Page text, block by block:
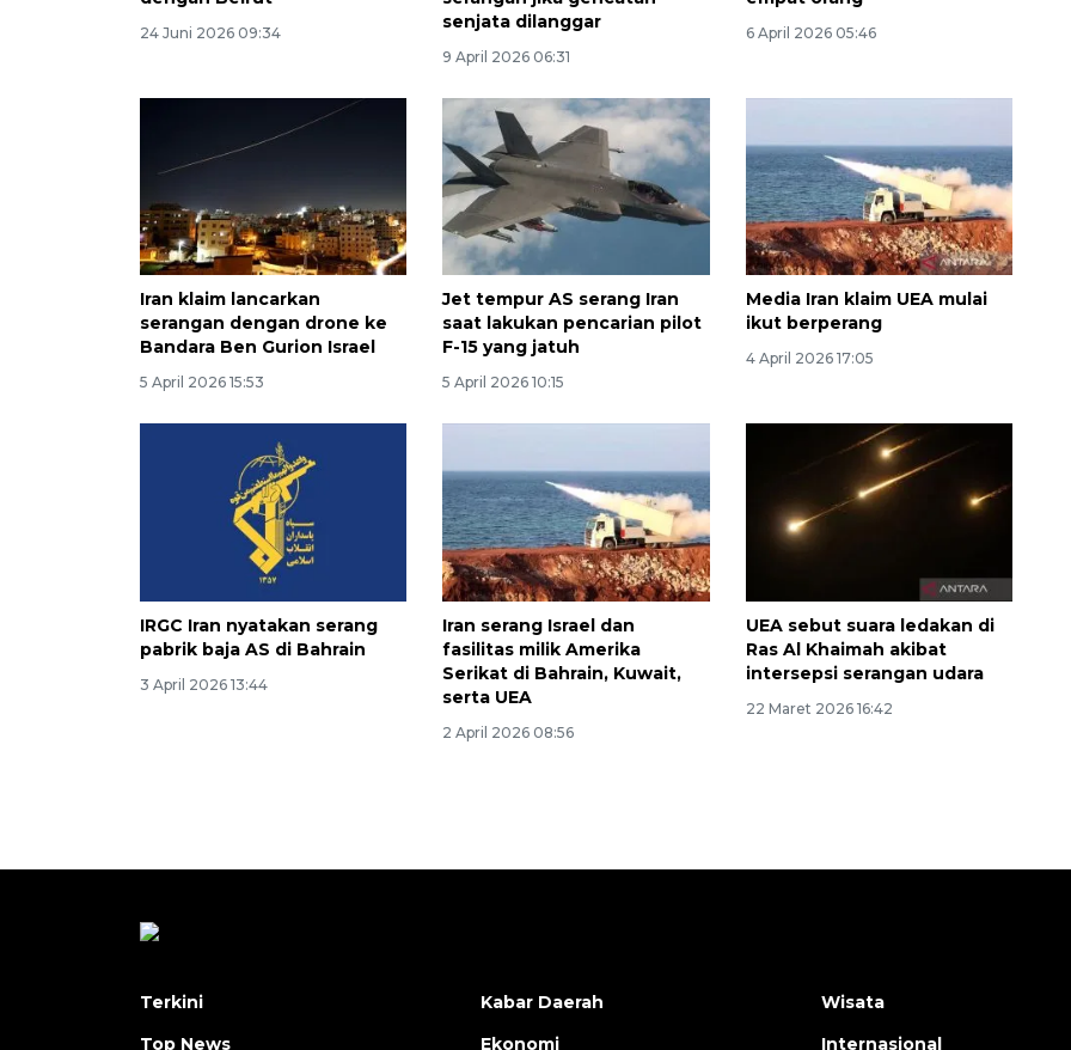
24 Juni 2026 09:34
senjata dilanggar
9 April 2026 06:31
6 April 2026 05:46
Iran klaim lancarkan
serangan dengan drone ke
Bandara Ben Gurion Israel
5 April 2026 15:53
Jet tempur AS serang Iran
saat lakukan pencarian pilot
F-15 yang jatuh
5 April 2026 10:15
Media Iran klaim UEA mulai
ikut berperang
4 April 2026 17:05
IRGC Iran nyatakan serang
pabrik baja AS di Bahrain
3 April 2026 13:44
Iran serang Israel dan
fasilitas milik Amerika
Serikat di Bahrain, Kuwait,
serta UEA
2 April 2026 08:56
UEA sebut suara ledakan di
Ras Al Khaimah akibat
intersepsi serangan udara
22 Maret 2026 16:42
Awas penipuan berbasis AI
2026-08-07 13:45:00
Terkini
Top News
Kabar Daerah
Ekonomi
Wisata
Internasional